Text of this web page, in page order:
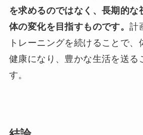
を求めるのではなく、長期的な
体の変化を目指すものです。計
トレーニングを続けることで、
健康になり、豊かな生活を送る
す。